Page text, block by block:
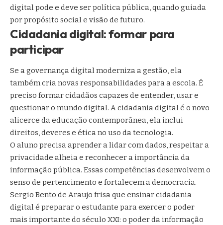
digital pode e deve ser política pública, quando guiada
por propósito social e visão de futuro.
Cidadania digital: formar para
participar
Se a governança digital moderniza a gestão, ela
também cria novas responsabilidades para a escola. É
preciso formar cidadãos capazes de entender, usar e
questionar o mundo digital. A cidadania digital é o novo
alicerce da educação contemporânea, ela inclui
direitos, deveres e ética no uso da tecnologia.
O aluno precisa aprender a lidar com dados, respeitar a
privacidade alheia e reconhecer a importância da
informação pública. Essas competências desenvolvem o
senso de pertencimento e fortalecem a democracia.
Sergio Bento de Araujo frisa que ensinar cidadania
digital é preparar o estudante para exercer o poder
mais importante do século XXI: o poder da informação